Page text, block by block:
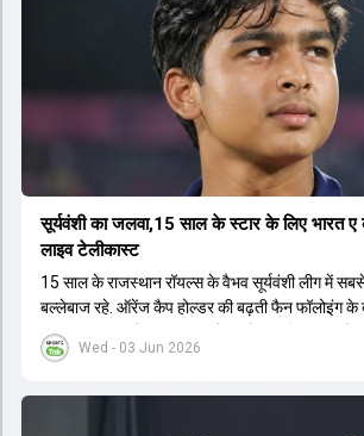
Wed - 03 Jun 2026
सूर्यवंशी का जलवा,15 साल के स्टार के लिए भारत ए
लाइव टेलीकास्ट
15 साल के राजस्थान रॉयल्स के वैभव सूर्यवंशी लीग में सबसे
बल्लेबाज रहे. ऑरेंज कैप होल्डर की बढ़ती फैन फॉलोइंग के
सीरीज का लाइव टेलीकास्ट करने का फैसला लिया गया है.